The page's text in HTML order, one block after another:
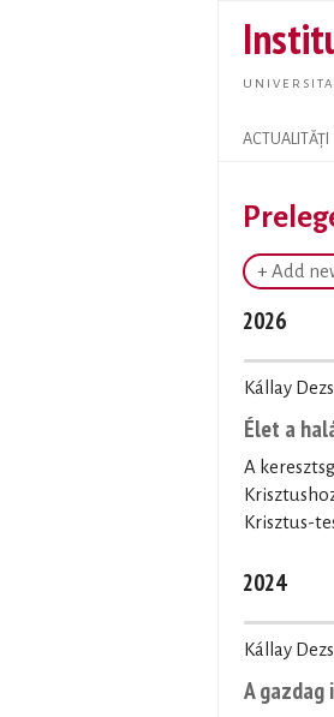
ACTUALITĂȚI
Search form
+ Add
2026
Kállay
Élet a
A
Krisztus-
2024
Kállay
A